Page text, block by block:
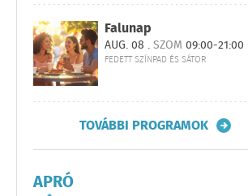
Falunap
AUG. 08 .SZOM 09:00-21:00
FEDETT SZÍNPAD ÉS SÁTOR
TOVÁBBI PROGRAMOK
APRÓ